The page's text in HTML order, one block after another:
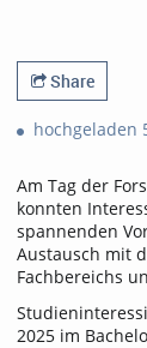
Share
hochgeladen
Am Tag der
konnten
spannenden
Austausch mit
Fachbereichs
2025 im